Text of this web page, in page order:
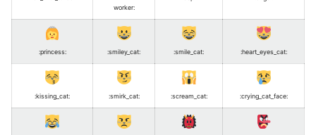
worker:
:princess: :smiley_cat: :smile_cat: :heart_eyes_cat:
:kissing_cat: :smirk_cat: :scream_cat: :crying_cat_face: